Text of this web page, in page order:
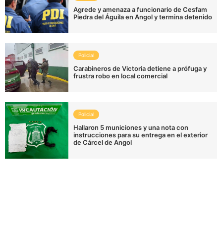
Agrede y amenaza a funcionario de Cesfam
Piedra del Águila en Angol y termina detenido
Policial
Carabineros de Victoria detiene a prófuga y
frustra robo en local comercial
Policial
Hallaron 5 municiones y una nota con
instrucciones para su entrega en el exterior
de Cárcel de Angol